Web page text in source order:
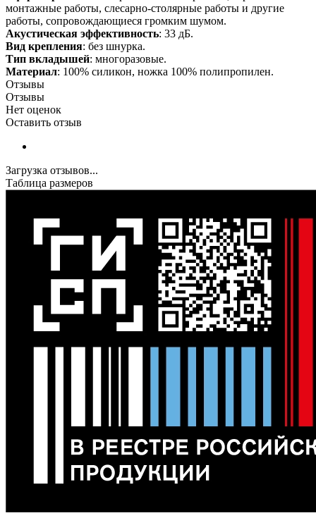
монтажные работы, слесарно-столярные работы и другие
работы, сопровождающиеся громким шумом.
Акустическая эффективность: 33 дБ.
Вид крепления: без шнурка.
Тип вкладышей: многоразовые.
Материал: 100% силикон, ножка 100% полипропилен.
Отзывы
Отзывы
Нет оценок
Оставить отзыв
Загрузка отзывов...
Таблица размеров